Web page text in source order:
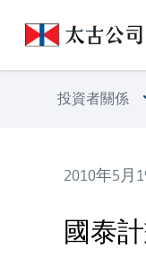
投資者關係
2010年5月
國泰